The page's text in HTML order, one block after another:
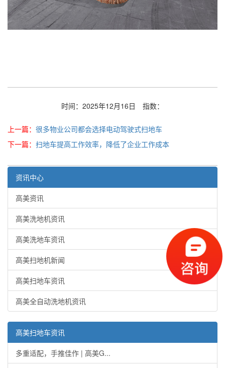
时间：2025年12月16日 指数：
上一篇： 很多物业公司都会选择电动驾驶式扫地车
下一篇： 扫地车提高工作效率，降低了企业工作成本
资讯中心
高美资讯
高美洗地机资讯
高美洗地车资讯
高美扫地机新闻
高美扫地车资讯
高美全自动洗地机资讯
高美扫地车资讯
多重适配，手推佳作 | 高美G...